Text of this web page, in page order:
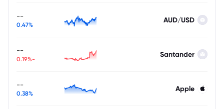
AUD/USD
--
0.47%
Santander
--
-0.19%
Apple
--
0.38%